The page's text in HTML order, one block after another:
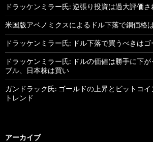
ドラッケンミラー氏: 逆張り投資は過大評価さ
米国版アベノミクスによるドル下落で銅価格
ドラッケンミラー氏: ドル下落で買うべきは
ドラッケンミラー氏: ドルの価値は勝手に下
ブル、日本株は買い
ガンドラック氏: ゴールドの上昇とビットコ
トレンド
アーカイブ